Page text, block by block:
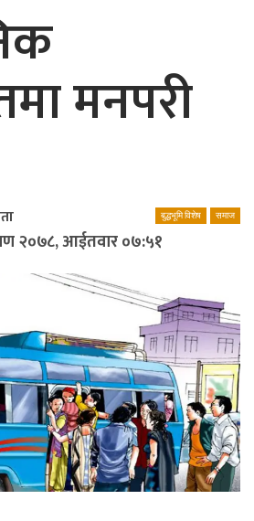
मनपरी
बुद्धभूमि विशेष समाज
२०७८, आईतवार ०७:५१